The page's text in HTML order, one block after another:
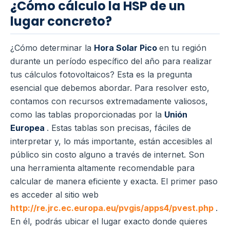
¿Cómo cálculo la HSP de un
lugar concreto?
¿Cómo determinar la Hora Solar Pico en tu región
durante un período específico del año para realizar
tus cálculos fotovoltaicos? Esta es la pregunta
esencial que debemos abordar. Para resolver esto,
contamos con recursos extremadamente valiosos,
como las tablas proporcionadas por la Unión
Europea . Estas tablas son precisas, fáciles de
interpretar y, lo más importante, están accesibles al
público sin costo alguno a través de internet. Son
una herramienta altamente recomendable para
calcular de manera eficiente y exacta. El primer paso
es acceder al sitio web
http://re.jrc.ec.europa.eu/pvgis/apps4/pvest.php .
En él, podrás ubicar el lugar exacto donde quieres